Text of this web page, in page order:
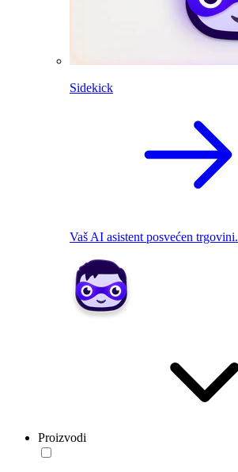
Sidekick
Vaš AI asistent posvećen trgovini.
Proizvodi